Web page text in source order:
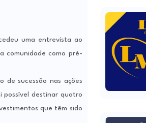
uma entrevista ao
comunidade como pré-
sucessão nas ações
possível destinar quatro
que têm sido